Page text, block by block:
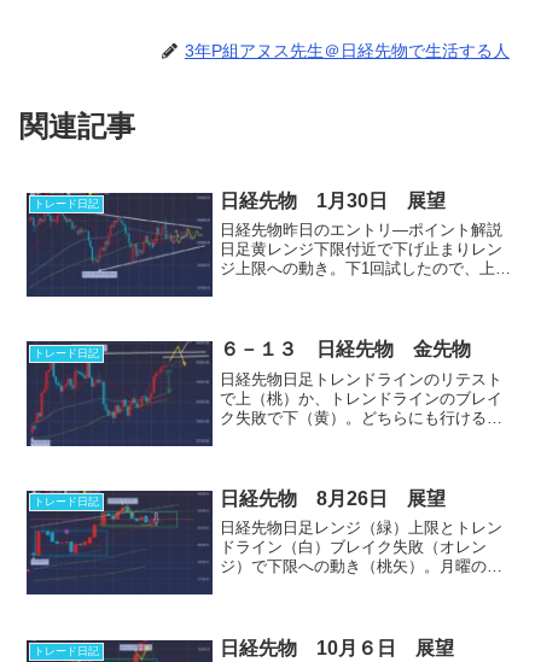
3年P組アヌス先生＠日経先物で生活する人
関連記事
トレード日記 日経先物 1月30日 展望
日経先物昨日のエントリ―ポイント解説‎
日足黄レンジ下限付近で下げ止まりレン
ジ上限への動き。下1回試したので、上の
足フラッグ下限で下げ...
トレード日記 ６－１３ 日経先物 金先物
日経先物日足トレンドラインのリテスト
で上（桃）か、トレンドラインのブレイ
ク失敗で下（黄）。どちらにも行ける状
（白）警戒。上は20本...
トレード日記 日経先物 8月26日 展望
日経先物日足レンジ（緑）上限とトレン
ドライン（白）ブレイク失敗（オレン
ジ）で下限への動き（桃矢）。月曜の絶
反転を取るイメージ。４...
トレード日記 日経先物 10月６日 展望